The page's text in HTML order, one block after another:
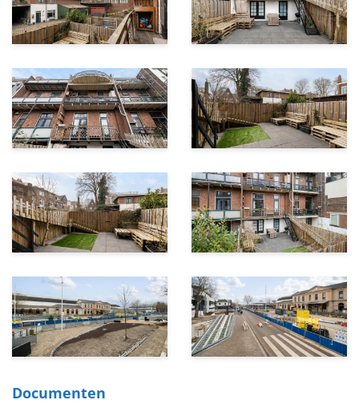
Documenten